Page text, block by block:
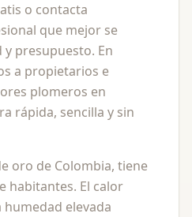
o contacta
que mejor se
presupuesto. En
a propietarios e
plomeros en
rápida, sencilla y sin
oro de Colombia, tiene
habitantes. El calor
humedad elevada